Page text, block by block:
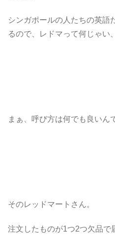
シンガポールの人たちの英語
るので、レドマって何じゃい
まぁ、呼び方は何でも良いん
そのレッドマートさん。
注文したものが1つ2つ欠品で